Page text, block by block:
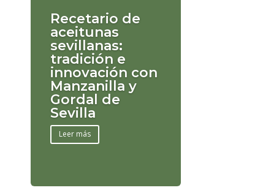
Recetario de
aceitunas
sevillanas:
tradición e
innovación con
Manzanilla y
Gordal de
Sevilla
Leer más